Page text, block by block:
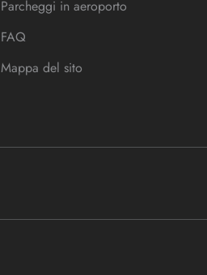
Parcheggi in aeroporto
FAQ
Mappa del sito